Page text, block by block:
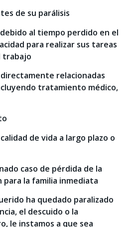
de su parálisis
al tiempo perdido en el
para realizar sus tareas
trabajo
directamente relacionadas
tratamiento médico,
de vida a largo plazo o
caso de pérdida de la
para la familia inmediata
ha quedado paralizado
el descuido o la
le instamos a que sea